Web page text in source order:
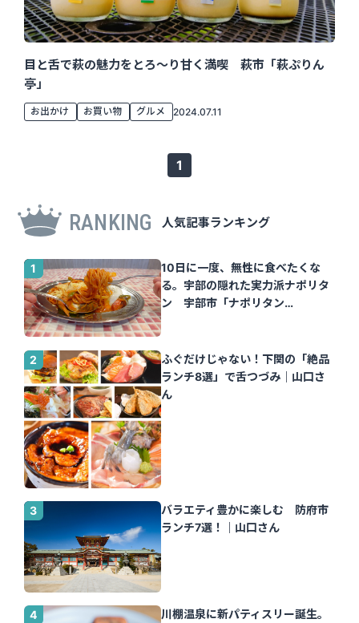
目と舌で萩の魅力をとろ～り甘く満喫 萩市「萩ぷりん
亭」
お出かけ お買い物 グルメ 2024.07.11
1
RANKING 人気記事ランキング
10日に一度、無性に食べたくな
る。宇部の隠れた実力派ナポリタ
ン 宇部市「ナポリタン
ふぐだけじゃない！下関の「絶品
ランチ8選」で舌つづみ｜山口さ
ん
バラエティ豊かに楽しむ 防府市
ランチ7選！｜山口さん
川棚温泉に新パティスリー誕生。